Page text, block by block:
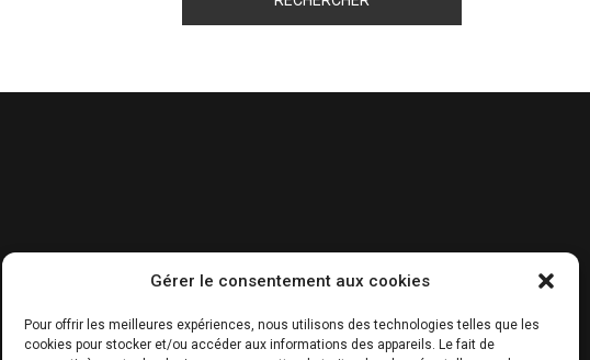
Gérer le consentement aux cookies
Pour offrir les meilleures expériences, nous utilisons des technologies telles que les
cookies pour stocker et/ou accéder aux informations des appareils. Le fait de